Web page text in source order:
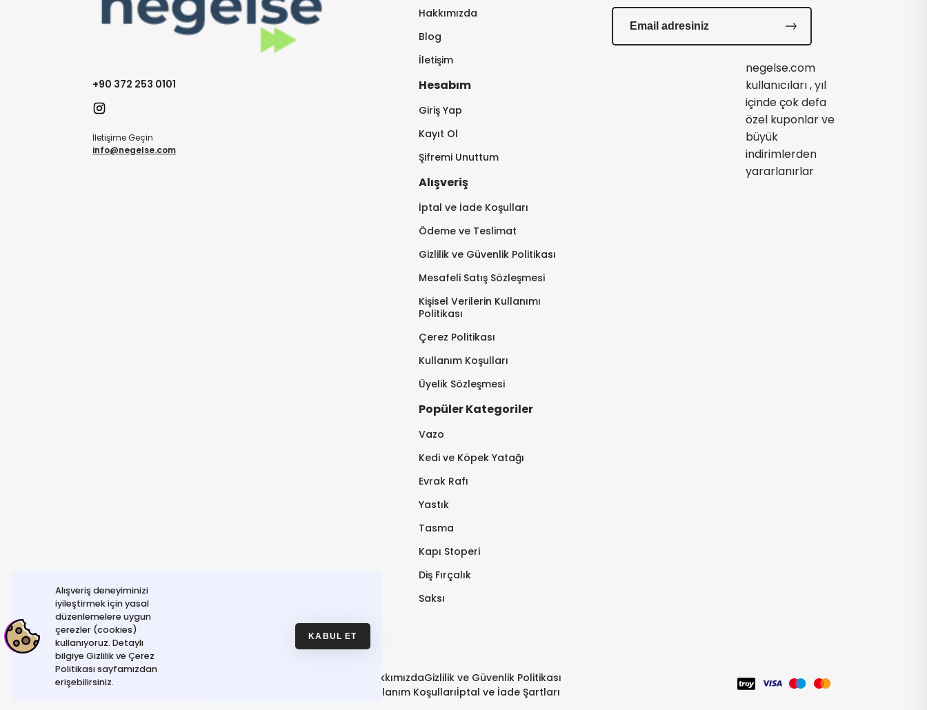
Alışveriş deneyiminizi
iyileştirmek için yasal
düzenlemelere uygun
çerezler (cookies)
kullanıyoruz. Detaylı
bilgiye Gizlilik ve Çerez
Politikası sayfamızdan
erişebilirsiniz.
KABUL ET
+90 372 253 0101
İletişime Geçin
info@negelse.com
Hakkımızda
Blog
İletişim
Hesabım
Giriş Yap
Kayıt Ol
Şifremi Unuttum
Alışveriş
İptal ve İade Koşulları
Ödeme ve Teslimat
Gizlilik ve Güvenlik Politikası
Mesafeli Satış Sözleşmesi
Kişisel Verilerin Kullanımı
Politikası
Çerez Politikası
Kullanım Koşulları
Üyelik Sözleşmesi
Popüler Kategoriler
Vazo
Kedi ve Köpek Yatağı
Evrak Rafı
Yastık
Tasma
Kapı Stoperi
Diş Fırçalık
Saksı
negelse.com
kullanıcıları , yıl
içinde çok defa
özel kuponlar ve
büyük
indirimlerden
yararlanırlar
© NeGelse , 2025
HakkımızdaGizlilik ve Güvenlik Politikası
Kullanım Koşullarıİptal ve İade Şartları